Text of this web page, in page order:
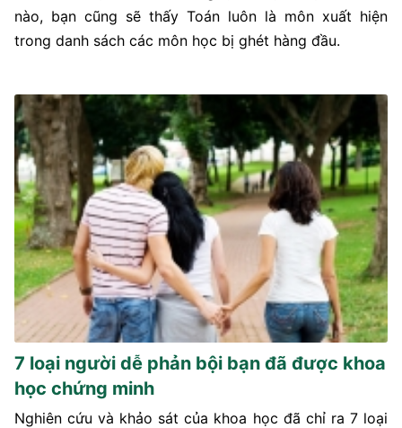
nào, bạn cũng sẽ thấy Toán luôn là môn xuất hiện
trong danh sách các môn học bị ghét hàng đầu.
7 loại người dễ phản bội bạn đã được khoa
học chứng minh
Nghiên cứu và khảo sát của khoa học đã chỉ ra 7 loại